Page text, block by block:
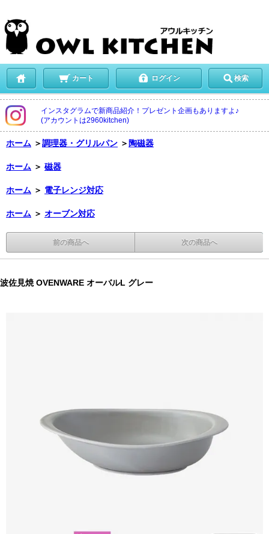
カート ログイン 検索
インスタグラムで新商品紹介！プレゼント企画もありますよ♪
(アカウントは2960kitchen)
ホーム ＞調理器・グリルパン ＞陶磁器
ホーム ＞ 磁器
ホーム ＞ 電子レンジ対応
ホーム ＞ オーブン対応
前の商品へ 次の商品へ
波佐見焼 OVENWARE オーバルL グレー